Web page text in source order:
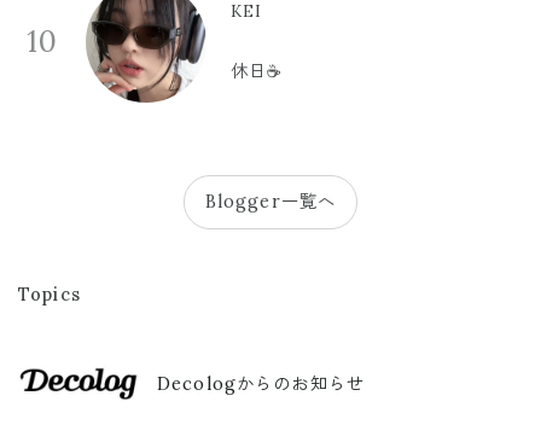
10
KEI
休日☕️
Blogger一覧へ
Topics
Decologからのお知らせ